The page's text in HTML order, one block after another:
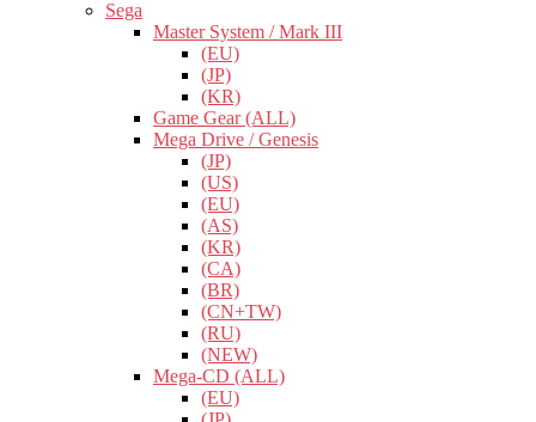
Sega
Master System / Mark III
(EU)
(JP)
(KR)
Game Gear (ALL)
Mega Drive / Genesis
(JP)
(US)
(EU)
(AS)
(KR)
(CA)
(BR)
(CN+TW)
(RU)
(NEW)
Mega-CD (ALL)
(EU)